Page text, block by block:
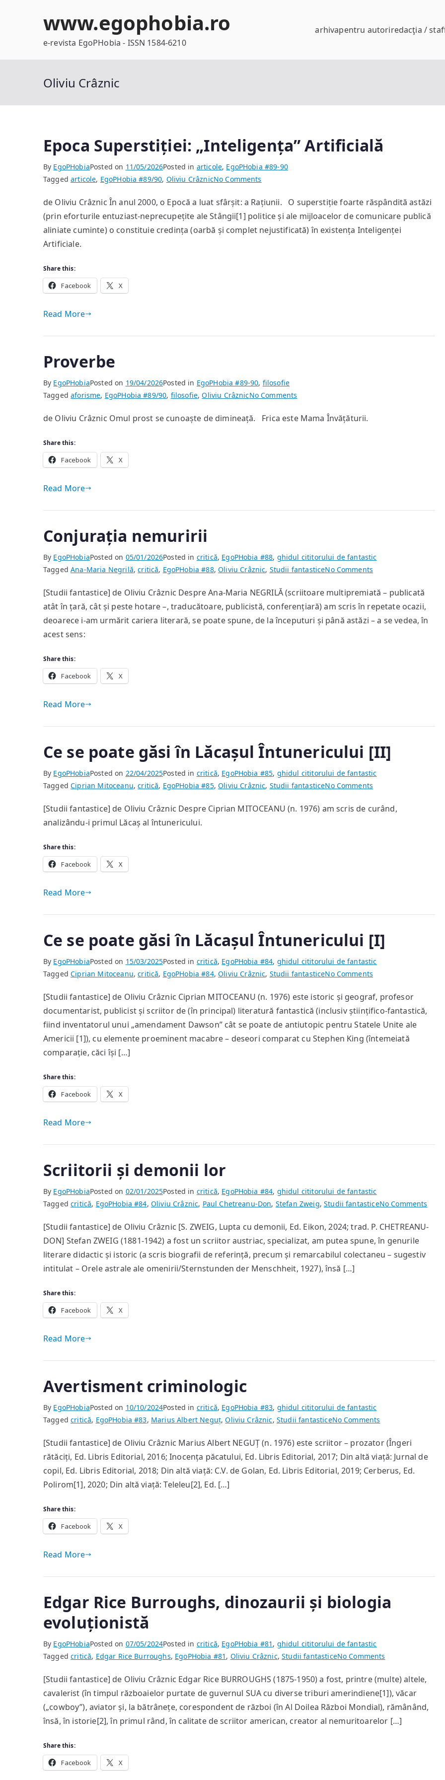
www.egophobia.ro
e-revista EgoPHobia - ISSN 1584-6210
arhivapentru autoriredacţia /
Oliviu Crâznic
Epoca Superstiției: „Inteligența” Artificială
By EgoPHobiaPosted on 11/05/2026Posted in articole, EgoPHobia #89-90
Taggedarticole, EgoPHobia #89/90, Oliviu CrâznicNo Comments
Superstiției:
„Inteligența”
Artificială
de Oliviu Crâznic În anul 2000, o Epocă a luat sfârșit: a Rațiunii. O superstiție foarte răspândită astăzi
(prin eforturile entuziast-neprecupețite ale Stângii[1] politice și ale mijloacelor de comunicare publică
aliniate cuminte) o constituie credința (oarbă și complet nejustificată) în existența Inteligenței
Artificiale.
Share this:
Facebook X
Read More
Proverbe
By EgoPHobiaPosted on 19/04/2026Posted in EgoPHobia #89-90, filosofie
Taggedaforisme, EgoPHobia #89/90, filosofie,Oliviu CrâznicNo Comments
de Oliviu Crâznic Omul prost se cunoaște de dimineață. Frica este Mama Învățăturii.
Share this:
Facebook X
Read More
Conjurația nemuririi
By EgoPHobiaPosted on 05/01/2026Posted in critică, EgoPHobia #88, ghidul cititorului de fantastic
TaggedAna-Maria Negrilă,critică, EgoPHobia #88,Oliviu Crâznic, Studii fantasticeNo Comments
nemuririi
[Studii fantastice] de Oliviu Crâznic Despre Ana-Maria NEGRILĂ (scriitoare multipremiată – publicată
atât în țară, cât și peste hotare –, traducătoare, publicistă, conferențiară) am scris în repetate ocazii,
deoarece i-am urmărit cariera literară, se poate spune, de la începuturi și până astăzi – a se vedea, în
acest sens:
Share this:
Facebook X
Read More
Ce se poate găsi în Lăcașul Întunericului [II]
By EgoPHobiaPosted on 22/04/2025Posted in critică, EgoPHobia #85, ghidul cititorului de fantastic
TaggedCiprian Mitoceanu,critică, EgoPHobia #85,Oliviu Crâznic, Studii fantasticeNo Comments
se
[Studii fantastice] de Oliviu Crâznic Despre Ciprian MITOCEANU (n. 1976) am scris de curând,
analizându-i primul Lăcaș al întunericului.
Share this:
Facebook X
Read More
Ce se poate găsi în Lăcașul Întunericului [I]
By EgoPHobiaPosted on 15/03/2025Posted in critică, EgoPHobia #84, ghidul cititorului de fantastic
TaggedCiprian Mitoceanu,critică, EgoPHobia #84,Oliviu Crâznic, Studii fantasticeNo Comments
se
poate
găsi
în
[Studii fantastice] de Oliviu Crâznic Ciprian MITOCEANU (n. 1976) este istoric și geograf, profesor
documentarist, publicist și scriitor de (în principal) literatură fantastică (inclusiv științifico-fantastică,
fiind inventatorul unui „amendament Dawson” cât se poate de antiutopic pentru Statele Unite ale
Americii [1]), cu elemente proeminent macabre – deseori comparat cu Stephen King (întemeiată
comparație, căci își […]
Share this:
Facebook X
Read More
Scriitorii și demonii lor
By EgoPHobiaPosted on 02/01/2025Posted in critică, EgoPHobia #84, ghidul cititorului de fantastic
Taggedcritică, EgoPHobia #84, Oliviu Crâznic, Paul Chetreanu-Don, Stefan Zweig,Studii fantasticeNo Comments
și
[Studii fantastice] de Oliviu Crâznic [S. ZWEIG, Lupta cu demonii, Ed. Eikon, 2024; trad. P. CHETREANU-
DON] Stefan ZWEIG (1881-1942) a fost un scriitor austriac, specializat, am putea spune, în genurile
literare didactic și istoric (a scris biografii de referință, precum și remarcabilul colectaneu – sugestiv
intitulat – Orele astrale ale omenirii/Sternstunden der Menschheit, 1927), însă […]
Share this:
Facebook X
Read More
Avertisment criminologic
By EgoPHobiaPosted on 10/10/2024Posted in critică, EgoPHobia #83, ghidul cititorului de fantastic
Taggedcritică, EgoPHobia #83, Marius Albert Neguț,Oliviu Crâznic, Studii fantasticeNo Comments
criminologic
[Studii fantastice] de Oliviu Crâznic Marius Albert NEGUȚ (n. 1976) este scriitor – prozator (Îngeri
rătăciți, Ed. Libris Editorial, 2016; Inocența păcatului, Ed. Libris Editorial, 2017; Din altă viață: Jurnal de
copil, Ed. Libris Editorial, 2018; Din altă viață: C.V. de Golan, Ed. Libris Editorial, 2019; Cerberus, Ed.
Polirom[1], 2020; Din altă viață: Teleleu[2], Ed. […]
Share this:
Facebook X
Read More
Edgar Rice Burroughs, dinozaurii și biologia
evoluționistă
By EgoPHobiaPosted on 07/05/2024Posted in critică, EgoPHobia #81 , ghidul cititorului de fantastic
Taggedcritică, Edgar Rice Burroughs, EgoPHobia #81 , Oliviu Crâznic,Studii fantasticeNo Comments
Rice
Burroughs,
dinozaurii
și
[Studii fantastice] de Oliviu Crâznic Edgar Rice BURROUGHS (1875-1950) a fost, printre (multe) altele,
cavalerist (în timpul războaielor purtate de guvernul SUA cu diverse triburi amerindiene[1]), văcar
(„cowboy”), aviator și, la bătrânețe, corespondent de război (în Al Doilea Război Mondial), rămânând,
însă, în istorie[2], în primul rând, în calitate de scriitor american, creator al nemuritoarelor […]
Share this:
Facebook X